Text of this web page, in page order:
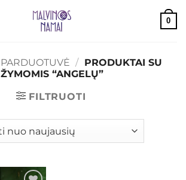
0
PARDUOTUVĖ / PRODUKTAI SU
ŽYMOMIS “ANGELŲ”
FILTRUOTI